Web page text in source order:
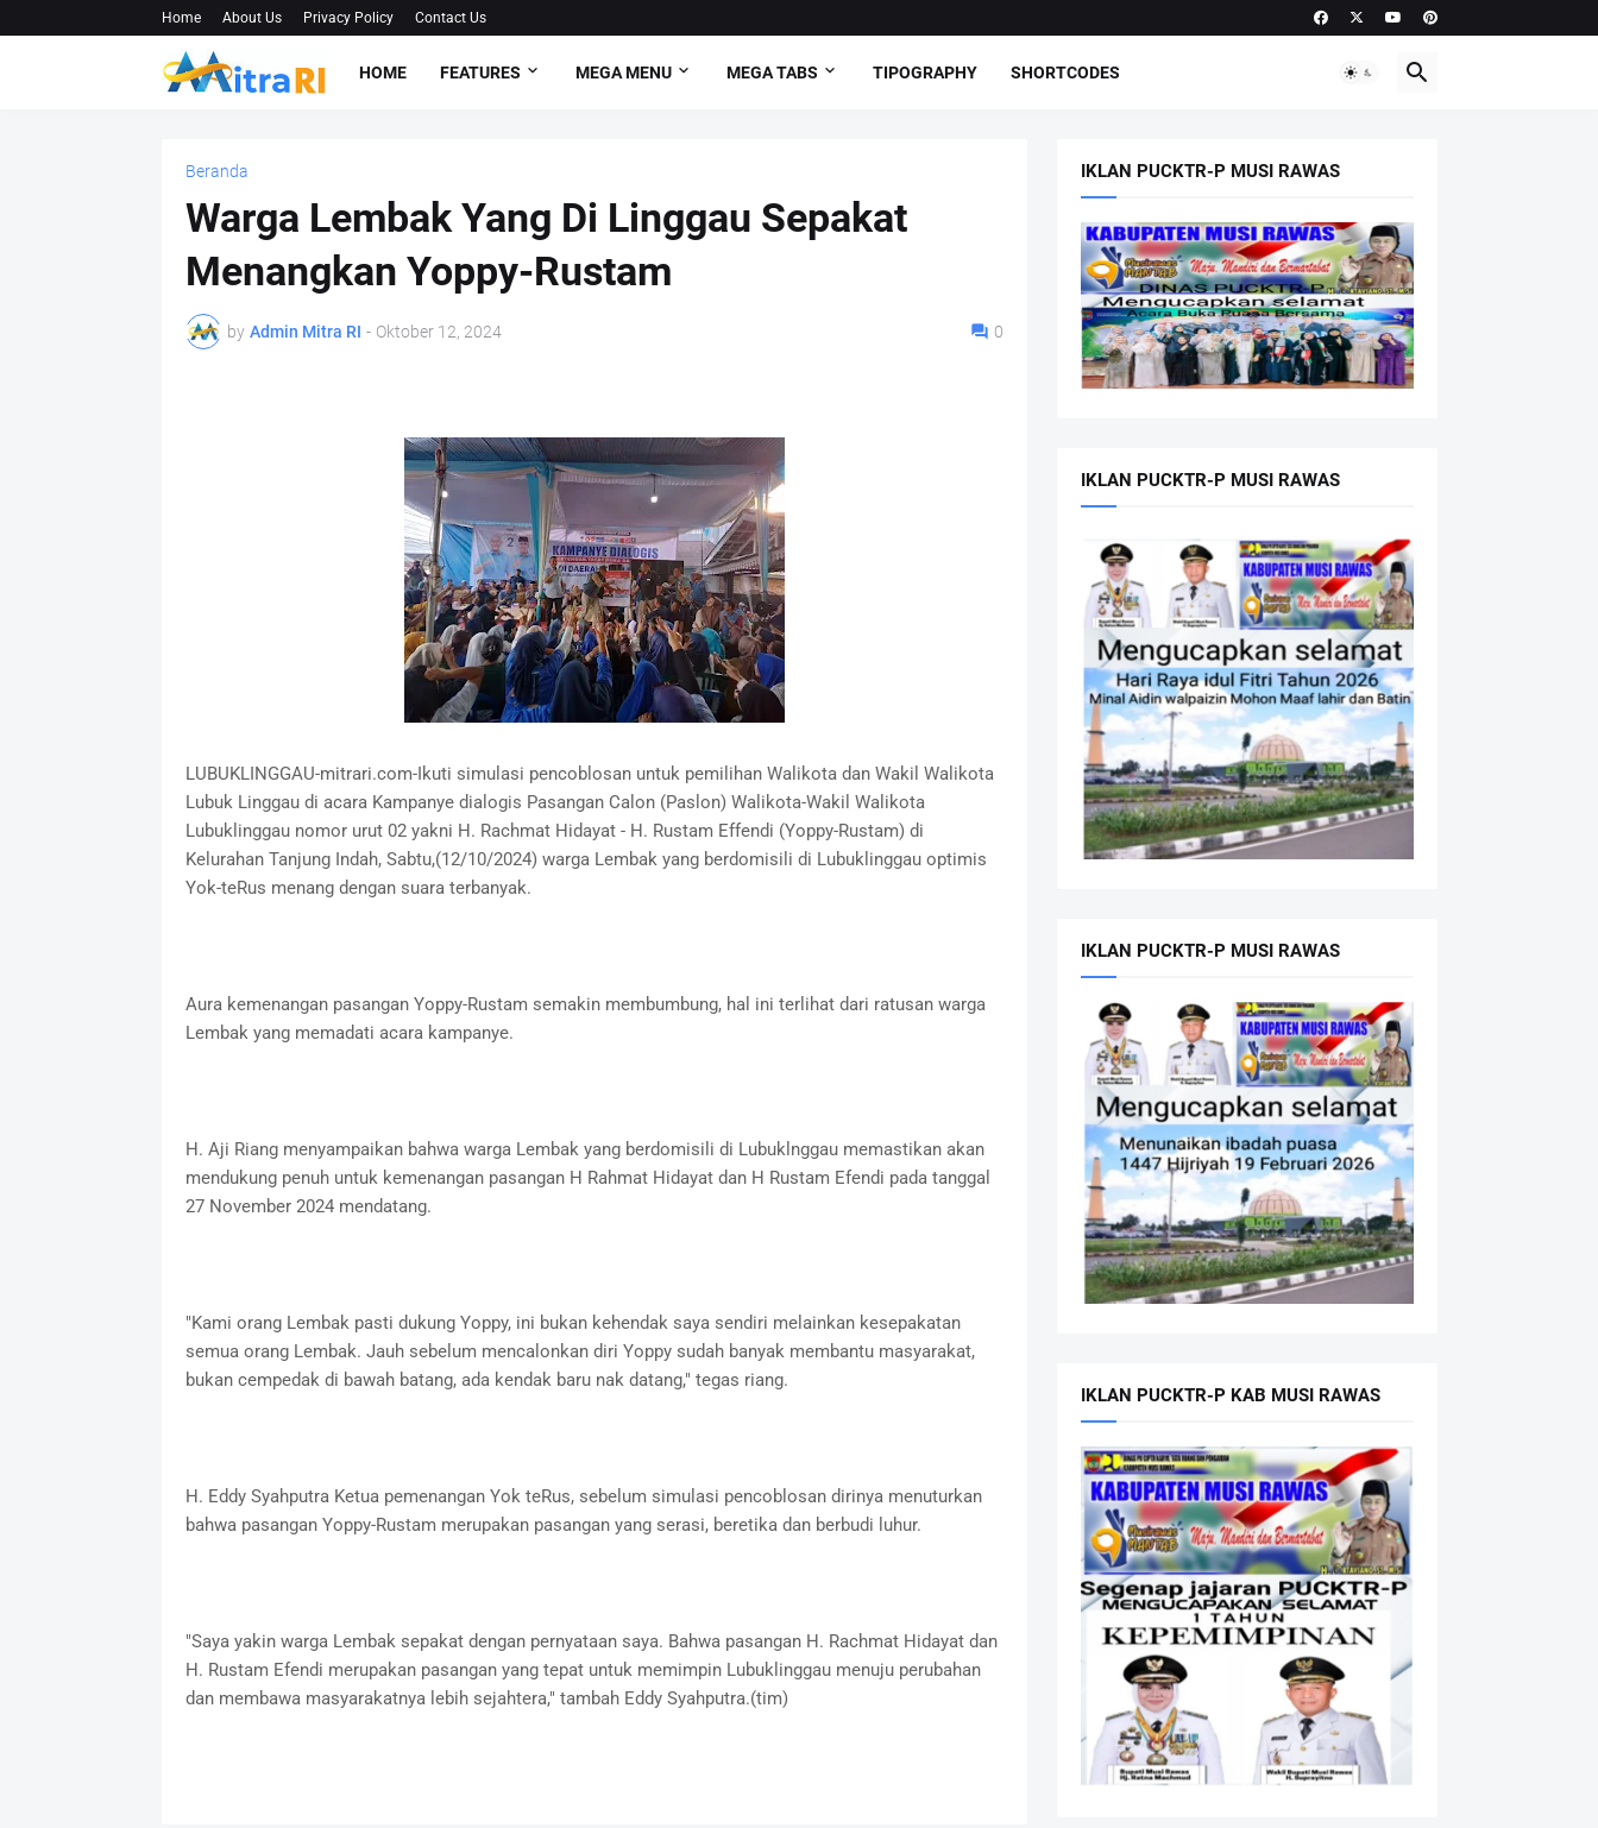
Home About Us Privacy Policy Contact Us
HOME FEATURES MEGA MENU MEGA TABS TIPOGRAPHY SHORTCODES
Beranda
Warga Lembak Yang Di Linggau Sepakat
Menangkan Yoppy-Rustam
by Admin Mitra RI - Oktober 12, 2024 0
LUBUKLINGGAU-mitrari.com-Ikuti simulasi pencoblosan untuk pemilihan Walikota dan Wakil Walikota
Lubuk Linggau di acara Kampanye dialogis Pasangan Calon (Paslon) Walikota-Wakil Walikota
Lubuklinggau nomor urut 02 yakni H. Rachmat Hidayat - H. Rustam Effendi (Yoppy-Rustam) di
Kelurahan Tanjung Indah, Sabtu,(12/10/2024) warga Lembak yang berdomisili di Lubuklinggau optimis
Yok-teRus menang dengan suara terbanyak.
Aura kemenangan pasangan Yoppy-Rustam semakin membumbung, hal ini terlihat dari ratusan warga
Lembak yang memadati acara kampanye.
H. Aji Riang menyampaikan bahwa warga Lembak yang berdomisili di Lubuklnggau memastikan akan
mendukung penuh untuk kemenangan pasangan H Rahmat Hidayat dan H Rustam Efendi pada tanggal
27 November 2024 mendatang.
"Kami orang Lembak pasti dukung Yoppy, ini bukan kehendak saya sendiri melainkan kesepakatan
semua orang Lembak. Jauh sebelum mencalonkan diri Yoppy sudah banyak membantu masyarakat,
bukan cempedak di bawah batang, ada kendak baru nak datang," tegas riang.
H. Eddy Syahputra Ketua pemenangan Yok teRus, sebelum simulasi pencoblosan dirinya menuturkan
bahwa pasangan Yoppy-Rustam merupakan pasangan yang serasi, beretika dan berbudi luhur.
"Saya yakin warga Lembak sepakat dengan pernyataan saya. Bahwa pasangan H. Rachmat Hidayat dan
H. Rustam Efendi merupakan pasangan yang tepat untuk memimpin Lubuklinggau menuju perubahan
dan membawa masyarakatnya lebih sejahtera," tambah Eddy Syahputra.(tim)
IKLAN PUCKTR-P MUSI RAWAS
IKLAN PUCKTR-P MUSI RAWAS
IKLAN PUCKTR-P MUSI RAWAS
IKLAN PUCKTR-P KAB MUSI RAWAS